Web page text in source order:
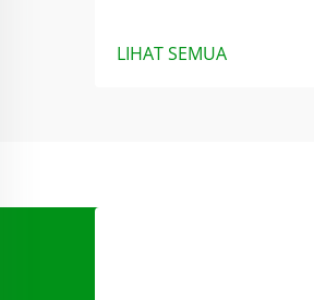
LIHAT SEMUA